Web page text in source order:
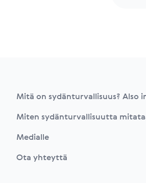
Mitä on sydänturvallisuus? Also
Miten sydänturvallisuutta
Medialle
Ota yhteyttä